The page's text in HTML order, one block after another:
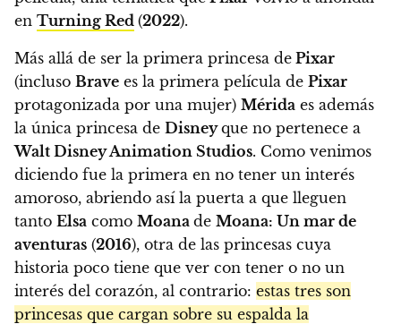
en Turning Red (2022).
Más allá de ser la primera princesa de Pixar
(incluso Brave es la primera película de Pixar
protagonizada por una mujer) Mérida es además
la única princesa de Disneyque no pertenece a
Walt Disney Animation Studios. Como venimos
diciendo fue la primera en no tener un interés
amoroso, abriendo así la puerta a que lleguen
tanto Elsa como Moana de Moana: Un mar de
aventuras (2016), otra de las princesas cuya
historia poco tiene que ver con tener o no un
interés del corazón, al contrario: estas tres son
princesas que cargan sobre su espalda la